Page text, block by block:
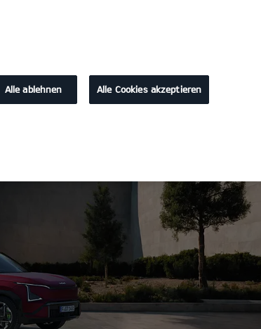
Alle ablehnen Alle Cookies akzeptieren